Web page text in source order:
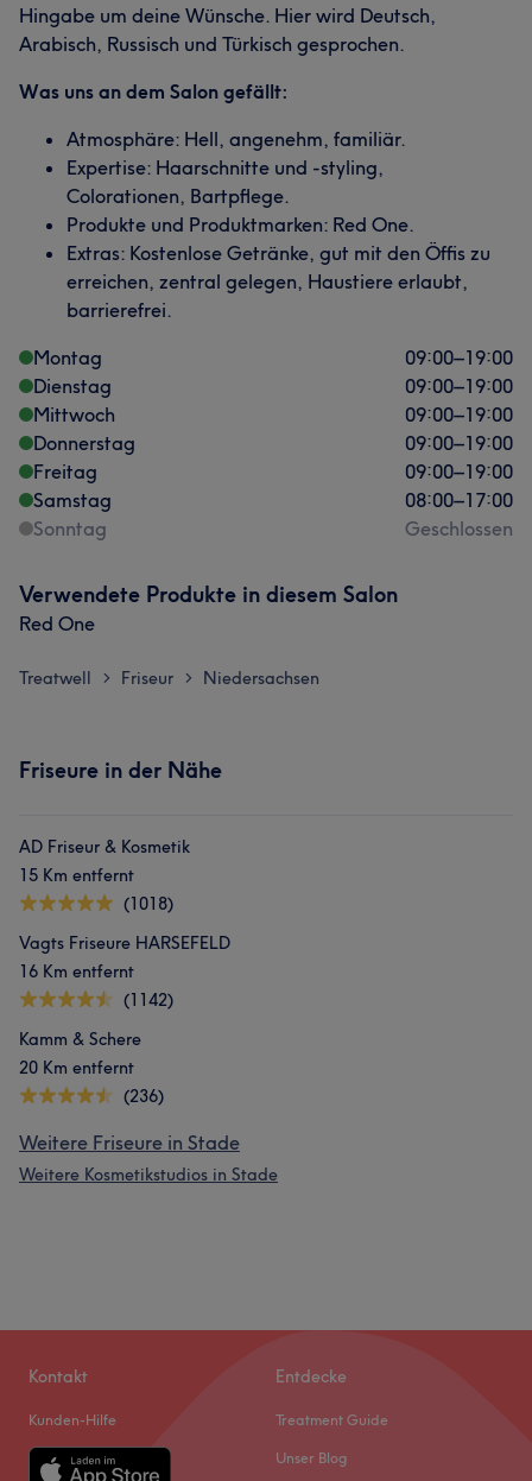
Hingabe um deine Wünsche. Hier wird Deutsch,
Arabisch, Russisch und Türkisch gesprochen.
Was uns an dem Salon gefällt:
Atmosphäre: Hell, angenehm, familiär.
Expertise: Haarschnitte und -styling,
Colorationen, Bartpflege.
Produkte und Produktmarken: Red One.
Extras: Kostenlose Getränke, gut mit den Öffis zu
erreichen, zentral gelegen, Haustiere erlaubt,
barrierefrei.
Montag
09:00–19:00
Dienstag
09:00–19:00
Mittwoch
09:00–19:00
Donnerstag
09:00–19:00
Freitag
09:00–19:00
Samstag
08:00–17:00
Sonntag
Geschlossen
Verwendete Produkte in diesem Salon
Red One
Treatwell > Friseur > Niedersachsen
Friseure in der Nähe
AD Friseur & Kosmetik
15 Km entfernt
(1018)
Vagts Friseure HARSEFELD
16 Km entfernt
(1142)
Kamm & Schere
20 Km entfernt
(236)
Weitere Friseure in Stade
Weitere Kosmetikstudios in Stade
Kontakt
Kunden-Hilfe
Entdecke
Treatment Guide
Unser Blog